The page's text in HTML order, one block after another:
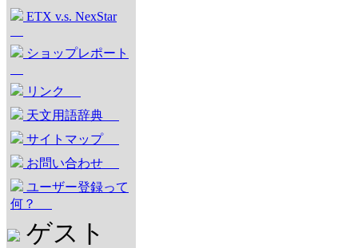
ETX v.s. NexStar
ショップレポート
リンク
天文用語辞典
サイトマップ
お問い合わせ
ユーザー登録って
何？
ゲスト